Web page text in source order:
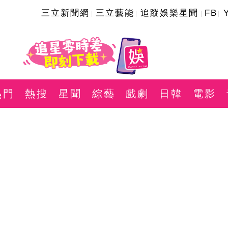
三立新聞網 三立藝能 追蹤娛樂星聞 FB
熱搜 星聞 綜藝 戲劇 日韓 電影